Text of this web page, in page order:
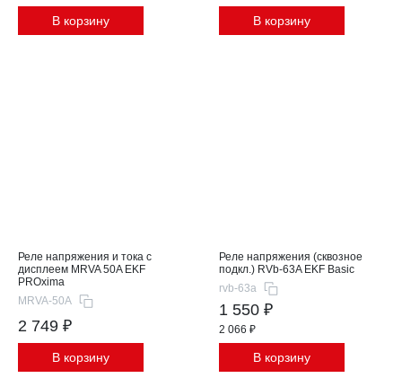
В корзину В корзину
Реле напряжения и тока с
дисплеем MRVA 50A EKF
PROxima
MRVA-50A
2 749 ₽
В корзину
Реле напряжения (сквозное
подкл.) RVb-63A EKF Basic
rvb-63a
1 550 ₽
2 066 ₽
В корзину